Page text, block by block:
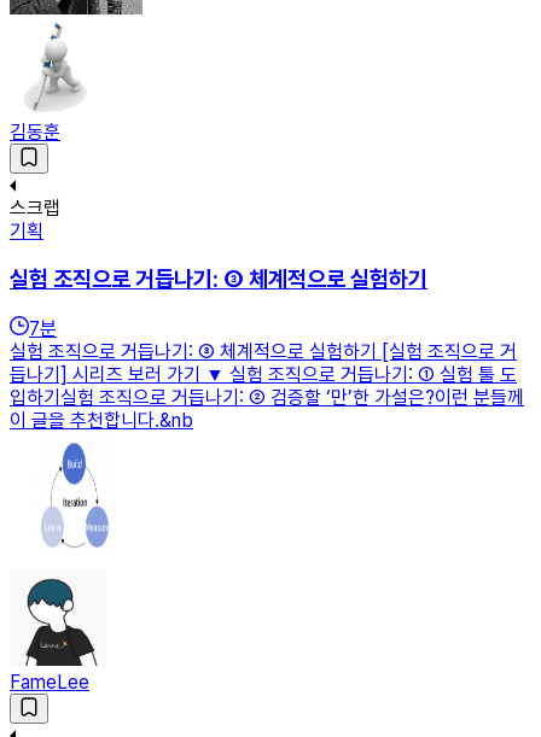
김동훈
스크랩
기획
실험 조직으로 거듭나기: ③ 체계적으로 실험하기
7분
실험 조직으로 거듭나기: ③ 체계적으로 실험하기 [실험 조직으로 거
듭나기] 시리즈 보러 가기 ▼ 실험 조직으로 거듭나기: ① 실험 툴 도
입하기실험 조직으로 거듭나기: ② 검증할 ‘만’한 가설은?이런 분들께
이 글을 추천합니다.&nb
FameLee